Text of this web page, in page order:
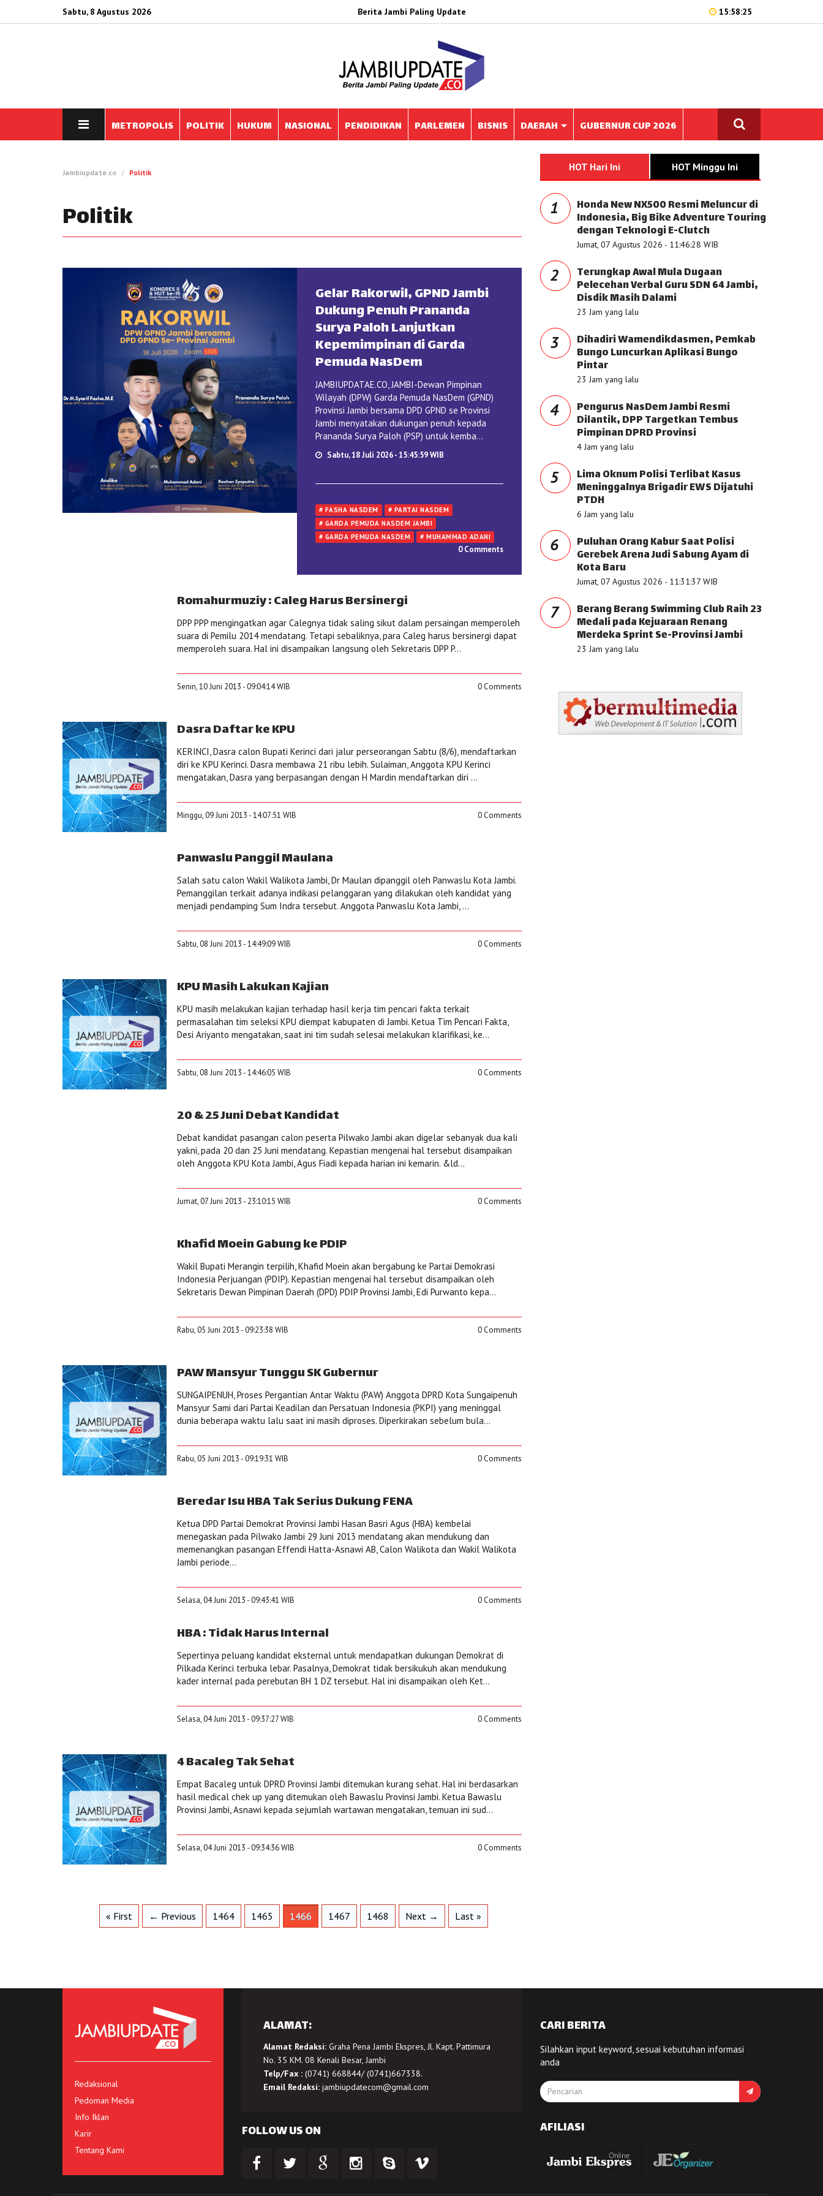
Sabtu, 8 Agustus 2026 Berita Jambi Paling Update 15:58:25
METROPOLIS POLITIK HUKUM NASIONAL PENDIDIKAN PARLEMEN BISNIS DAERAH GUBERNUR CUP 2026
Jambiupdate.co Politik
Politik
Gelar Rakorwil, GPND Jambi
Dukung Penuh Prananda
Surya Paloh Lanjutkan
Kepemimpinan di Garda
Pemuda NasDem
JAMBIUPDATAE.CO, JAMBI-Dewan Pimpinan
Wilayah (DPW) Garda Pemuda NasDem (GPND)
Provinsi Jambi bersama DPD GPND se Provinsi
Jambi menyatakan dukungan penuh kepada
Prananda Surya Paloh (PSP) untuk kemba...
Sabtu, 18 Juli 2026 - 15:45:59 WIB
# FASHA NASDEM
# PARTAI NASDEM
# GARDA PEMUDA NASDEM JAMBI
# GARDA PEMUDA NASDEM
# MUHAMMAD ADANI
0 Comments
Romahurmuziy : Caleg Harus Bersinergi
DPP PPP mengingatkan agar Calegnya tidak saling sikut dalam persaingan memperoleh
suara di Pemilu 2014 mendatang. Tetapi sebaliknya, para Caleg harus bersinergi dapat
memperoleh suara. Hal ini disampaikan langsung oleh Sekretaris DPP P...
Senin, 10 Juni 2013 - 09:04:14 WIB 0 Comments
Dasra Daftar ke KPU
KERINCI, Dasra calon Bupati Kerinci dari jalur perseorangan Sabtu (8/6), mendaftarkan
diri ke KPU Kerinci. Dasra membawa 21 ribu lebih. Sulaiman, Anggota KPU Kerinci
mengatakan, Dasra yang berpasangan dengan H Mardin mendaftarkan diri ...
Minggu, 09 Juni 2013 - 14:07:51 WIB 0 Comments
Panwaslu Panggil Maulana
Salah satu calon Wakil Walikota Jambi, Dr Maulan dipanggil oleh Panwaslu Kota Jambi.
Pemanggilan terkait adanya indikasi pelanggaran yang dilakukan oleh kandidat yang
menjadi pendamping Sum Indra tersebut. Anggota Panwaslu Kota Jambi, ...
Sabtu, 08 Juni 2013 - 14:49:09 WIB 0 Comments
KPU Masih Lakukan Kajian
KPU masih melakukan kajian terhadap hasil kerja tim pencari fakta terkait
permasalahan tim seleksi KPU diempat kabupaten di Jambi. Ketua Tim Pencari Fakta,
Desi Ariyanto mengatakan, saat ini tim sudah selesai melakukan klarifikasi, ke...
Sabtu, 08 Juni 2013 - 14:46:05 WIB 0 Comments
20 & 25 Juni Debat Kandidat
Debat kandidat pasangan calon peserta Pilwako Jambi akan digelar sebanyak dua kali
yakni, pada 20 dan 25 Juni mendatang. Kepastian mengenai hal tersebut disampaikan
oleh Anggota KPU Kota Jambi, Agus Fiadi kepada harian ini kemarin. &ld...
Jumat, 07 Juni 2013 - 23:10:15 WIB 0 Comments
Khafid Moein Gabung ke PDIP
Wakil Bupati Merangin terpilih, Khafid Moein akan bergabung ke Partai Demokrasi
Indonesia Perjuangan (PDIP). Kepastian mengenai hal tersebut disampaikan oleh
Sekretaris Dewan Pimpinan Daerah (DPD) PDIP Provinsi Jambi, Edi Purwanto kepa...
Rabu, 05 Juni 2013 - 09:23:38 WIB 0 Comments
PAW Mansyur Tunggu SK Gubernur
SUNGAIPENUH, Proses Pergantian Antar Waktu (PAW) Anggota DPRD Kota Sungaipenuh
Mansyur Sami dari Partai Keadilan dan Persatuan Indonesia (PKPI) yang meninggal
dunia beberapa waktu lalu saat ini masih diproses. Diperkirakan sebelum bula...
Rabu, 05 Juni 2013 - 09:19:31 WIB 0 Comments
Beredar Isu HBA Tak Serius Dukung FENA
Ketua DPD Partai Demokrat Provinsi Jambi Hasan Basri Agus (HBA) kembelai
menegaskan pada Pilwako Jambi 29 Juni 2013 mendatang akan mendukung dan
memenangkan pasangan Effendi Hatta-Asnawi AB, Calon Walikota dan Wakil Walikota
Jambi periode...
Selasa, 04 Juni 2013 - 09:43:41 WIB 0 Comments
HBA : Tidak Harus Internal
Sepertinya peluang kandidat eksternal untuk mendapatkan dukungan Demokrat di
Pilkada Kerinci terbuka lebar. Pasalnya, Demokrat tidak bersikukuh akan mendukung
kader internal pada perebutan BH 1 DZ tersebut. Hal ini disampaikan oleh Ket...
Selasa, 04 Juni 2013 - 09:37:27 WIB 0 Comments
4 Bacaleg Tak Sehat
Empat Bacaleg untuk DPRD Provinsi Jambi ditemukan kurang sehat. Hal ini berdasarkan
hasil medical chek up yang ditemukan oleh Bawaslu Provinsi Jambi. Ketua Bawaslu
Provinsi Jambi, Asnawi kepada sejumlah wartawan mengatakan, temuan ini sud...
Selasa, 04 Juni 2013 - 09:34:36 WIB 0 Comments
« First ← Previous 1464 1465 1466 1467 1468 Next → Last »
HOT Hari Ini HOT Minggu Ini
1 Honda New NX500 Resmi Meluncur di
Indonesia, Big Bike Adventure Touring
dengan Teknologi E-Clutch
Jumat, 07 Agustus 2026 - 11:46:28 WIB
2 Terungkap Awal Mula Dugaan
Pelecehan Verbal Guru SDN 64 Jambi,
Disdik Masih Dalami
23 Jam yang lalu
3 Dihadiri Wamendikdasmen, Pemkab
Bungo Luncurkan Aplikasi Bungo
Pintar
23 Jam yang lalu
4 Pengurus NasDem Jambi Resmi
Dilantik, DPP Targetkan Tembus
Pimpinan DPRD Provinsi
4 Jam yang lalu
5 Lima Oknum Polisi Terlibat Kasus
Meninggalnya Brigadir EWS Dijatuhi
PTDH
6 Jam yang lalu
6 Puluhan Orang Kabur Saat Polisi
Gerebek Arena Judi Sabung Ayam di
Kota Baru
Jumat, 07 Agustus 2026 - 11:31:37 WIB
7 Berang Berang Swimming Club Raih 23
Medali pada Kejuaraan Renang
Merdeka Sprint Se-Provinsi Jambi
23 Jam yang lalu
Redaksional
Pedoman Media
Info Iklan
Karir
Tentang Kami
ALAMAT:
Alamat Redaksi:Graha Pena Jambi Ekspres, Jl. Kapt. Pattimura
No. 35 KM. 08 Kenali Besar, Jambi
Telp/Fax :(0741) 668844/ (0741)667338.
Email Redaksi: jambiupdatecom@gmail.com
FOLLOW US ON
CARI BERITA
Silahkan input keyword, sesuai kebutuhan informasi
anda
AFILIASI